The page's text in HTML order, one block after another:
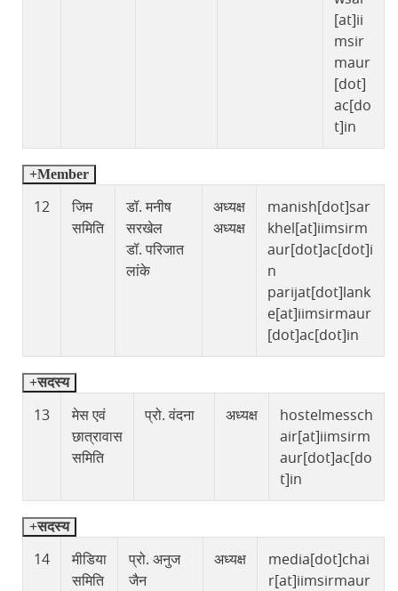
[at]ii
msir
maur
[dot]
ac[do
t]in
Member
12
जिम
समिति
डॉ. मनीष
सरखेल
डॉ. परिजात
लांके
अध्यक्ष
अध्यक्ष
manish[dot]sar
khel[at]iimsirm
aur[dot]ac[dot]i
n
parijat[dot]lank
e[at]iimsirmaur
[dot]ac[dot]in
सदस्य
13
मेस एवं
छात्रावास
समिति
प्रो. वंदना अध्यक्ष
hostelmessch
air[at]iimsirm
aur[dot]ac[do
t]in
सदस्य
14
मीडिया
समिति
प्रो. अनुज
जैन
अध्यक्ष
media[dot]chai
r[at]iimsirmaur